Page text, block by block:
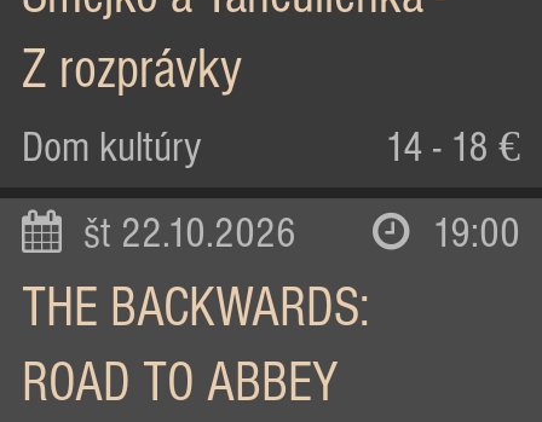
Z rozprávky
Dom kultúry 14 - 18 €
št 22.10.2026 19:00
THE BACKWARDS:
ROAD TO ABBEY